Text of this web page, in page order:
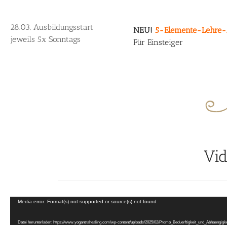
28.03. Ausbildungsstart
jeweils 5x Sonntags
NEU! 5-Elemente-
Für Einsteiger
Video-
Media error: Format(s) not supported or source(s) not found
Datei herunterladen: https://www.yogantrahealing.com/wp-content/uploads/2025/02/